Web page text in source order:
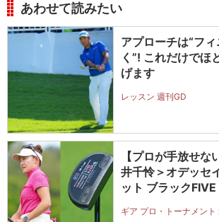
あわせて読みたい
アプローチは“フ
く”! これだけでほ
げます
レッスン 週刊GD
【プロが手放せな
井千怜＞オデッセ
ット ブラックFIVE
ギア プロ・トーナメント